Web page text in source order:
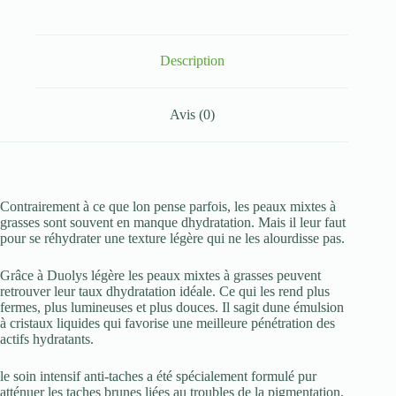
Description
Avis (0)
Contrairement à ce que lon pense parfois, les peaux mixtes à
grasses sont souvent en manque dhydratation. Mais il leur faut
pour se réhydrater une texture légère qui ne les alourdisse pas.
Grâce à Duolys légère les peaux mixtes à grasses peuvent
retrouver leur taux dhydratation idéale. Ce qui les rend plus
fermes, plus lumineuses et plus douces. Il sagit dune émulsion
à cristaux liquides qui favorise une meilleure pénétration des
actifs hydratants.
le soin intensif anti-taches a été spécialement formulé pur
atténuer les taches brunes liées au troubles de la pigmentation,